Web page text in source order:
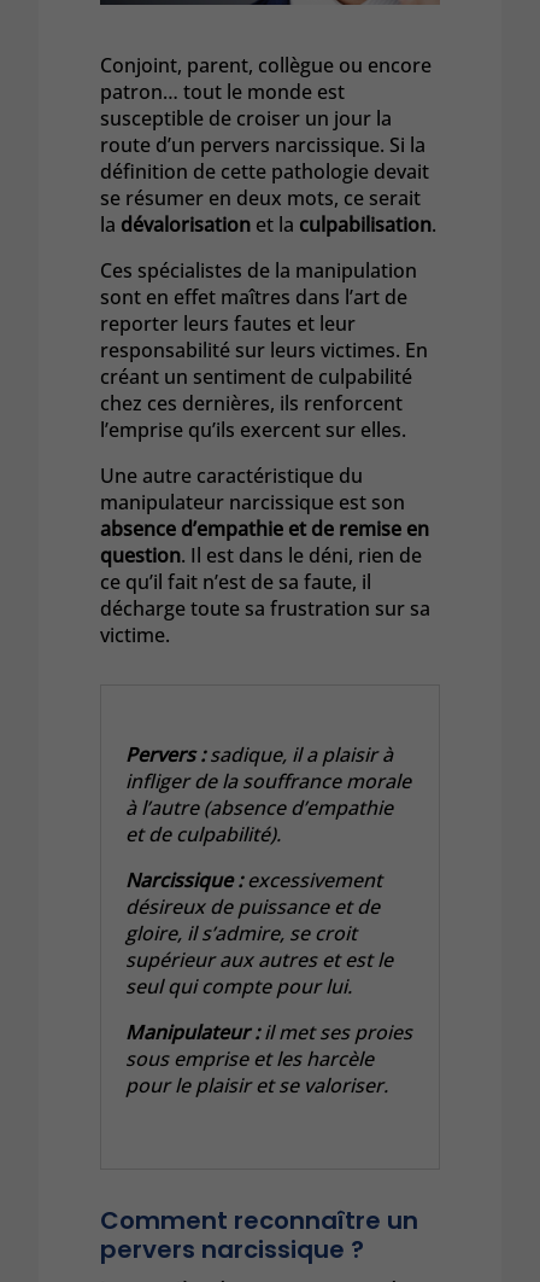
Conjoint, parent, collègue ou encore
patron… tout le monde est
susceptible de croiser un jour la
route d’un pervers narcissique. Si la
définition de cette pathologie devait
se résumer en deux mots, ce serait
la dévalorisation et la culpabilisation.
Ces spécialistes de la manipulation
sont en effet maîtres dans l’art de
reporter leurs fautes et leur
responsabilité sur leurs victimes. En
créant un sentiment de culpabilité
chez ces dernières, ils renforcent
l’emprise qu’ils exercent sur elles.
Une autre caractéristique du
manipulateur narcissique est son
absence d’empathie et de remise en
question. Il est dans le déni, rien de
ce qu’il fait n’est de sa faute, il
décharge toute sa frustration sur sa
victime.
Pervers :sadique, il a plaisir à
infliger de la souffrance morale
à l’autre (absence d’empathie
et de culpabilité).
Narcissique :excessivement
désireux de puissance et de
gloire, il s’admire, se croit
supérieur aux autres et est le
seul qui compte pour lui.
Manipulateur :il met ses proies
sous emprise et les harcèle
pour le plaisir et se valoriser.
Comment reconnaître un
pervers narcissique ?